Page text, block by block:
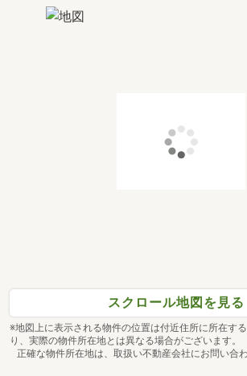
スクロール地図を見る
※地図上に表示される物件の位置は付近住所に所在す
り、実際の物件所在地とは異なる場合がございます。
正確な物件所在地は、取扱い不動産会社にお問い合わ